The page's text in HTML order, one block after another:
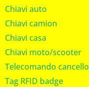
Chiavi auto
Chiavi camion
Chiavi casa
Chiavi moto/scooter
Telecomando cancello
Tag RFID badge